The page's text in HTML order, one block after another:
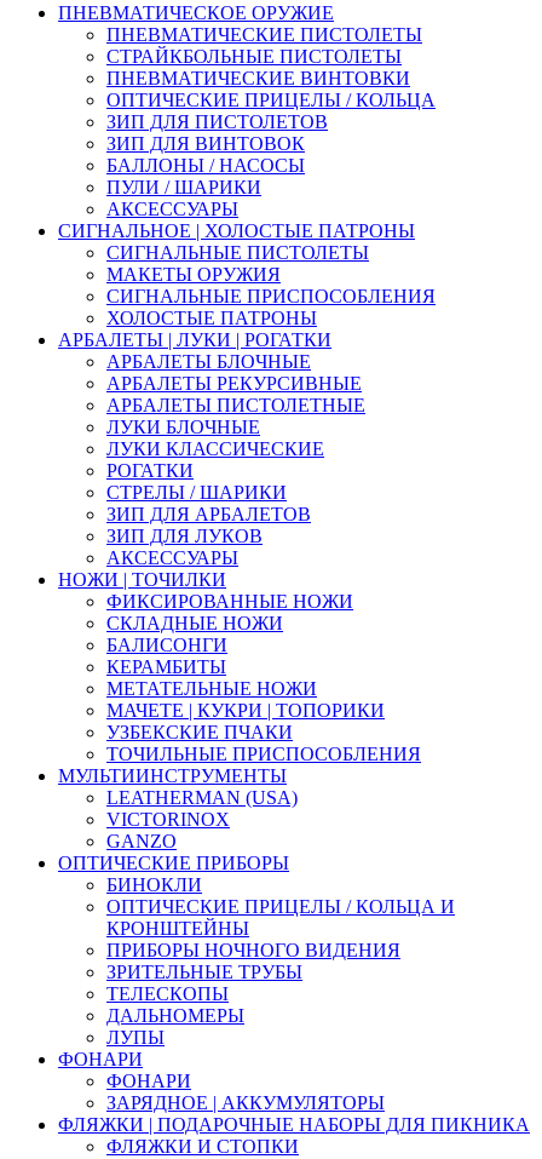
ПНЕВМАТИЧЕСКОЕ ОРУЖИЕ
ПНЕВМАТИЧЕСКИЕ ПИСТОЛЕТЫ
СТРАЙКБОЛЬНЫЕ ПИСТОЛЕТЫ
ПНЕВМАТИЧЕСКИЕ ВИНТОВКИ
ОПТИЧЕСКИЕ ПРИЦЕЛЫ / КОЛЬЦА
ЗИП ДЛЯ ПИСТОЛЕТОВ
ЗИП ДЛЯ ВИНТОВОК
БАЛЛОНЫ / НАСОСЫ
ПУЛИ / ШАРИКИ
АКСЕССУАРЫ
СИГНАЛЬНОЕ | ХОЛОСТЫЕ ПАТРОНЫ
СИГНАЛЬНЫЕ ПИСТОЛЕТЫ
МАКЕТЫ ОРУЖИЯ
СИГНАЛЬНЫЕ ПРИСПОСОБЛЕНИЯ
ХОЛОСТЫЕ ПАТРОНЫ
АРБАЛЕТЫ | ЛУКИ | РОГАТКИ
АРБАЛЕТЫ БЛОЧНЫЕ
АРБАЛЕТЫ РЕКУРСИВНЫЕ
АРБАЛЕТЫ ПИСТОЛЕТНЫЕ
ЛУКИ БЛОЧНЫЕ
ЛУКИ КЛАССИЧЕСКИЕ
РОГАТКИ
СТРЕЛЫ / ШАРИКИ
ЗИП ДЛЯ АРБАЛЕТОВ
ЗИП ДЛЯ ЛУКОВ
АКСЕССУАРЫ
НОЖИ | ТОЧИЛКИ
ФИКСИРОВАННЫЕ НОЖИ
СКЛАДНЫЕ НОЖИ
БАЛИСОНГИ
КЕРАМБИТЫ
МЕТАТЕЛЬНЫЕ НОЖИ
МАЧЕТЕ | КУКРИ | ТОПОРИКИ
УЗБЕКСКИЕ ПЧАКИ
ТОЧИЛЬНЫЕ ПРИСПОСОБЛЕНИЯ
МУЛЬТИИНСТРУМЕНТЫ
LEATHERMAN (USA)
VICTORINOX
GANZO
ОПТИЧЕСКИЕ ПРИБОРЫ
БИНОКЛИ
ОПТИЧЕСКИЕ ПРИЦЕЛЫ / КОЛЬЦА И
КРОНШТЕЙНЫ
ПРИБОРЫ НОЧНОГО ВИДЕНИЯ
ЗРИТЕЛЬНЫЕ ТРУБЫ
ТЕЛЕСКОПЫ
ДАЛЬНОМЕРЫ
ЛУПЫ
ФОНАРИ
ФОНАРИ
ЗАРЯДНОЕ | АККУМУЛЯТОРЫ
ФЛЯЖКИ | ПОДАРОЧНЫЕ НАБОРЫ ДЛЯ ПИКНИКА
ФЛЯЖКИ И СТОПКИ